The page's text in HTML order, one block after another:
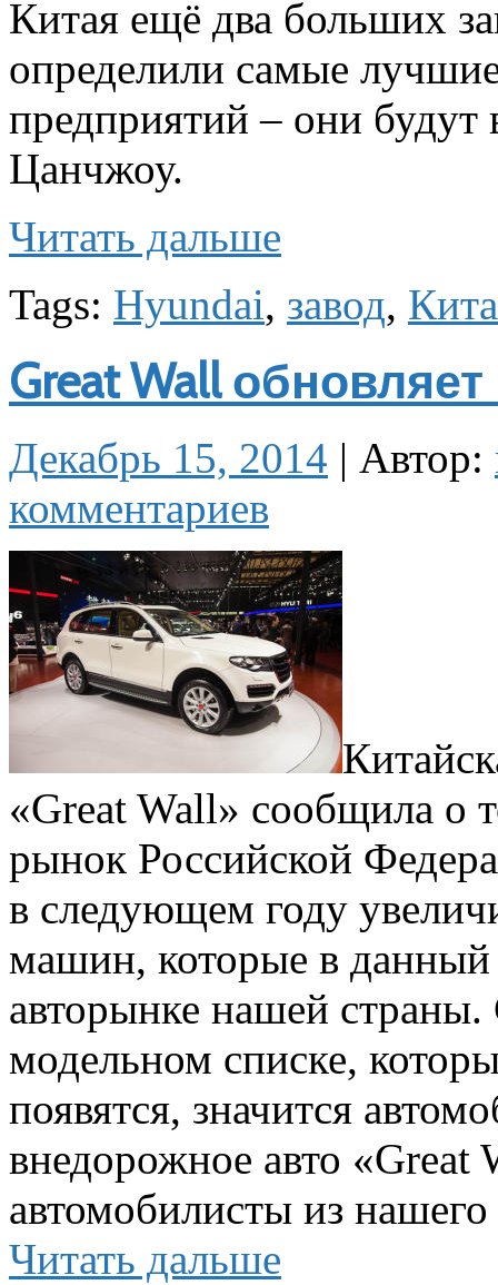
Китая ещё два больших
определили самые
предприятий – они
Цанчжоу.
Читать дальше
Tags: Hyundai, завод,
Great Wall
Декабрь 15, 2014 | Автор:
комментариев
«Great Wall» сообщила о
рынок Российской
в следующем году
машин, которые в данный
авторынке нашей страны.
модельном списке,
появятся, значится
внедорожное авто «Great
автомобилисты из
Читать дальше